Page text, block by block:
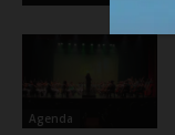
Agenda